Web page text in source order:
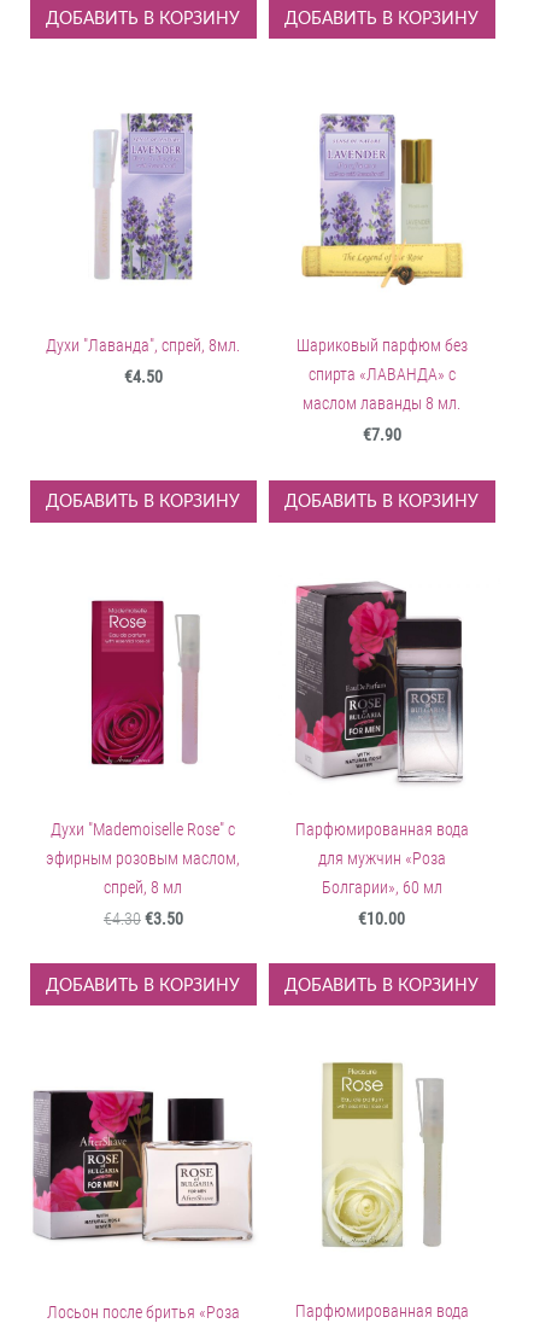
ДОБАВИТЬ В КОРЗИНУ ДОБАВИТЬ В КОРЗИНУ
Духи "Лаванда", спрей, 8мл.
€4.50
ДОБАВИТЬ В КОРЗИНУ
Шариковый парфюм без
спирта «ЛАВАНДА» с
маслом лаванды 8 мл.
€7.90
ДОБАВИТЬ В КОРЗИНУ
Духи "Mademoiselle Rose" с
эфирным розовым маслом,
спрей, 8 мл
€4.30€3.50
ДОБАВИТЬ В КОРЗИНУ
Парфюмированная вода
для мужчин «Роза
Болгарии», 60 мл
€10.00
ДОБАВИТЬ В КОРЗИНУ
Лосьон после бритья «Роза
Парфюмированная вода